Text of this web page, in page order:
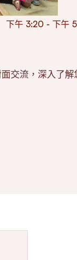
下午 3:20 - 下午
交流，深入了